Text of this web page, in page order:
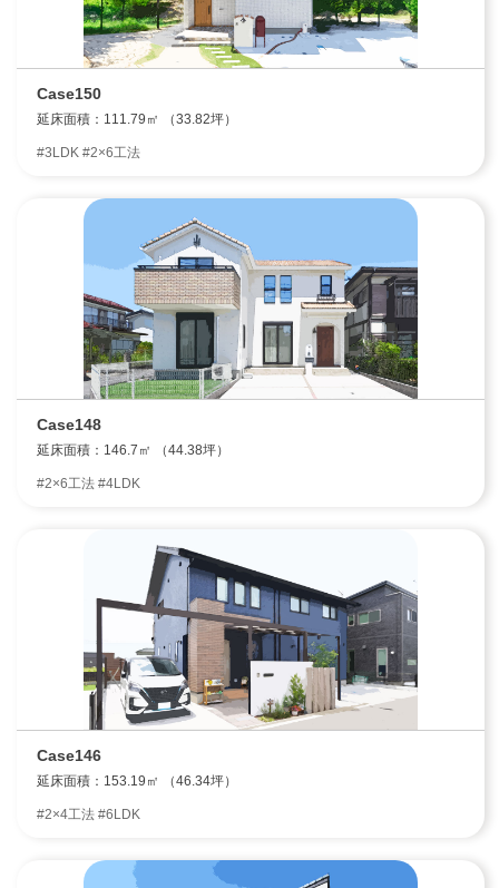
Case150
延床面積：111.79㎡ （33.82坪）
#3LDK #2×6工法
Case148
延床面積：146.7㎡ （44.38坪）
#2×6工法 #4LDK
Case146
延床面積：153.19㎡ （46.34坪）
#2×4工法 #6LDK